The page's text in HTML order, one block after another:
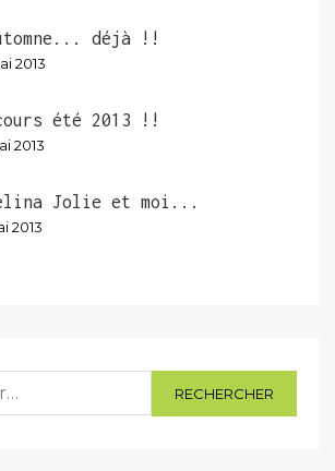
déjà !!
2013
été 2013 !!
2013
Jolie et moi...
2013